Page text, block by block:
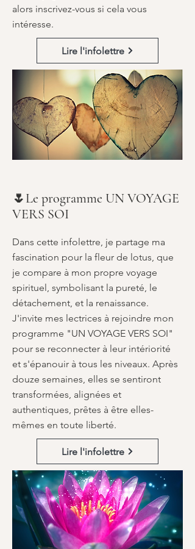
alors inscrivez-vous si cela vous
intéresse.
Lire l'infolettre
🌷Le programme UN VOYAGE
VERS SOI
Dans cette infolettre, je partage ma
fascination pour la fleur de lotus, que
je compare à mon propre voyage
spirituel, symbolisant la pureté, le
détachement, et la renaissance.
J'invite mes lectrices à rejoindre mon
programme "UN VOYAGE VERS SOI"
pour se reconnecter à leur intériorité
et s'épanouir à tous les niveaux. Après
douze semaines, elles se sentiront
transformées, alignées et
authentiques, prêtes à être elles-
mêmes en toute liberté.
Lire l'infolettre